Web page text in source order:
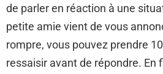
de parler en réaction à une
petite amie vient de vous
rompre, vous pouvez prendre
ressaisir avant de répondre. En